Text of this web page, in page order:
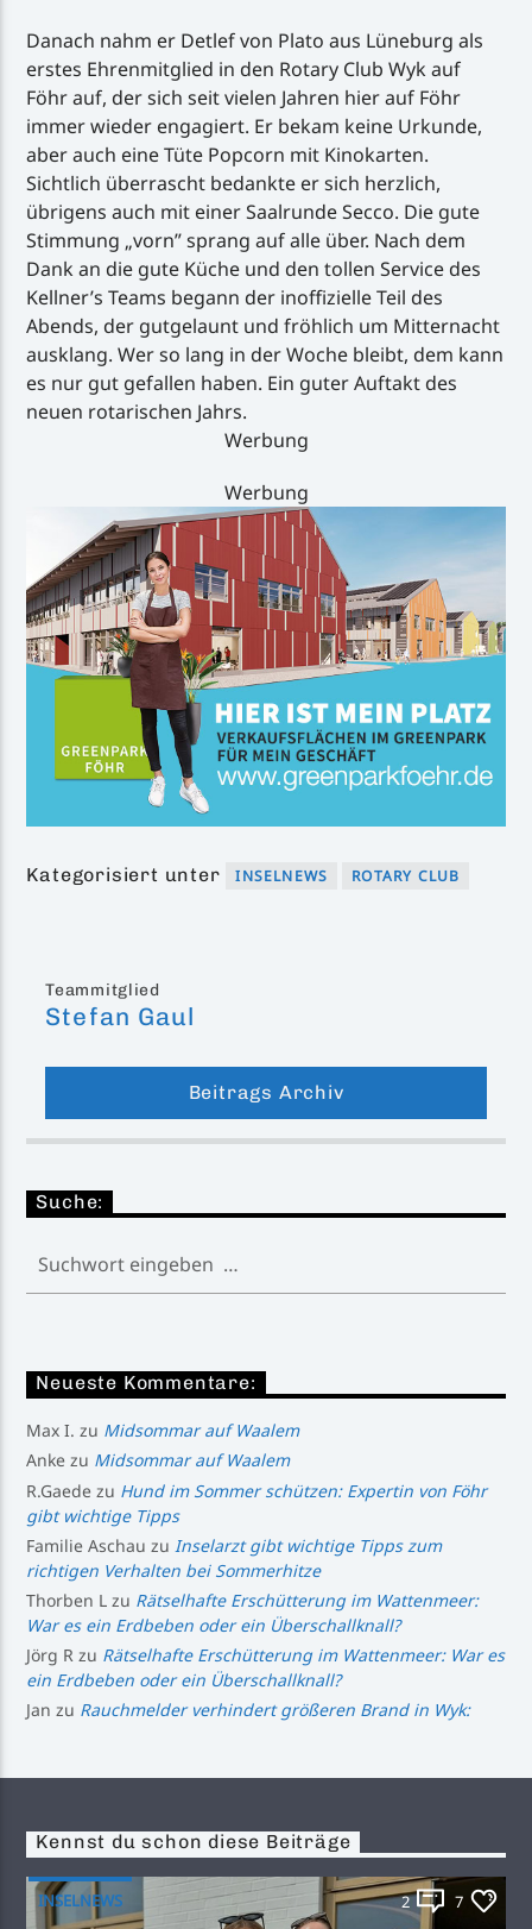
Danach nahm er Detlef von Plato aus Lüneburg als
erstes Ehrenmitglied in den Rotary Club Wyk auf
Föhr auf, der sich seit vielen Jahren hier auf Föhr
immer wieder engagiert. Er bekam keine Urkunde,
aber auch eine Tüte Popcorn mit Kinokarten.
Sichtlich überrascht bedankte er sich herzlich,
übrigens auch mit einer Saalrunde Secco. Die gute
Stimmung „vorn” sprang auf alle über. Nach dem
Dank an die gute Küche und den tollen Service des
Kellner’s Teams begann der inoffizielle Teil des
Abends, der gutgelaunt und fröhlich um Mitternacht
ausklang. Wer so lang in der Woche bleibt, dem kann
es nur gut gefallen haben. Ein guter Auftakt des
neuen rotarischen Jahrs.
Werbung
Werbung
Kategorisiert unter INSELNEWS ROTARY CLUB
Teammitglied
Stefan Gaul
Beitrags Archiv
Suche:
Neueste Kommentare:
Max I. zu Midsommar auf Waalem
Anke zu Midsommar auf Waalem
R.Gaede zu Hund im Sommer schützen: Expertin von Föhr
gibt wichtige Tipps
Familie Aschau zu Inselarzt gibt wichtige Tipps zum
richtigen Verhalten bei Sommerhitze
Thorben L zu Rätselhafte Erschütterung im Wattenmeer:
War es ein Erdbeben oder ein Überschallknall?
Jörg R zu Rätselhafte Erschütterung im Wattenmeer: War es
ein Erdbeben oder ein Überschallknall?
Jan zu Rauchmelder verhindert größeren Brand in Wyk:
Kennst du schon diese Beiträge
INSELNEWS 2 7